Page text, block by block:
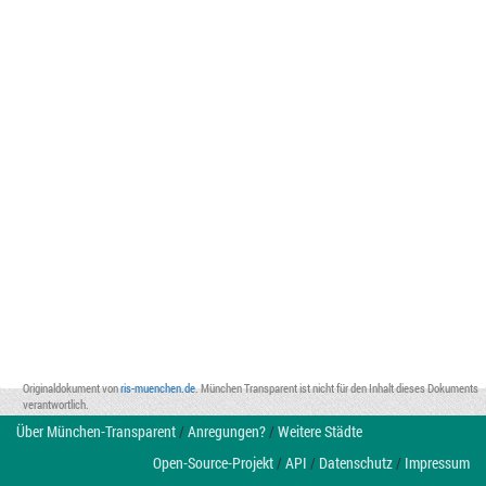
Originaldokument vonris-muenchen.de. München Transparent ist nicht für den Inhalt dieses Dokuments
verantwortlich.
Über München-Transparent/Anregungen?/Weitere Städte
Open-Source-Projekt/API / Datenschutz/ Impressum